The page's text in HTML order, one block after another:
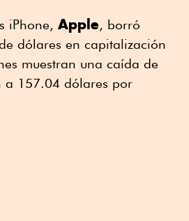
iPhone, Apple, borró
dólares en capitalización
muestran una caída de
a 157.04 dólares por